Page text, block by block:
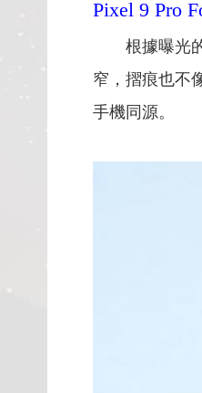
Pixel 9 Pro
根據曝光
窄，摺痕也不
手機同源。